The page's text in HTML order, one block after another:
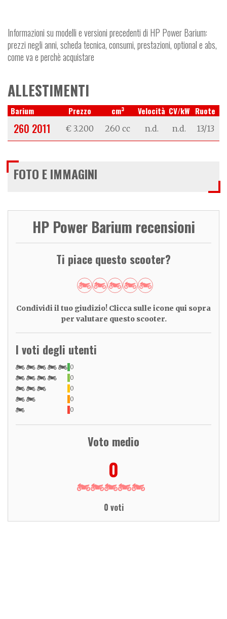
Informazioni su modelli e versioni precedenti di HP Power Barium:
prezzi negli anni, scheda tecnica, consumi, prestazioni, optional e abs,
come va e perchè acquistare
ALLESTIMENTI
Barium Prezzo cm3 Velocità CV/kW Ruote
260 2011 € 3.200 260 cc n.d. n.d. 13/13
FOTO E IMMAGINI
HP Power Barium recensioni
Ti piace questo scooter?
Condividi il tuo giudizio! Clicca sulle icone qui sopra
per valutare questo scooter.
I voti degli utenti
0
0
0
0
0
Voto medio
0
0 voti